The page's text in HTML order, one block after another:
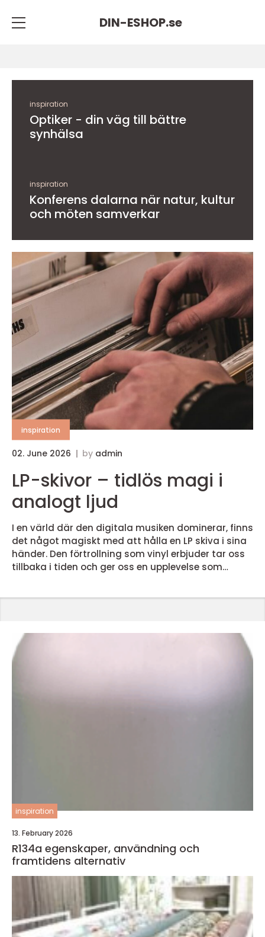
DIN-ESHOP.se
inspiration
Optiker - din väg till bättre
synhälsa
inspiration
Konferens dalarna när natur, kultur
och möten samverkar
inspiration
02. June 2026 by admin
LP-skivor – tidlös magi i
analogt ljud
I en värld där den digitala musiken dominerar, finns
det något magiskt med att hålla en LP skiva i sina
händer. Den förtrollning som vinyl erbjuder tar oss
tillbaka i tiden och ger oss en upplevelse som
inspiration
13. February 2026
R134a egenskaper, användning och
framtidens alternativ